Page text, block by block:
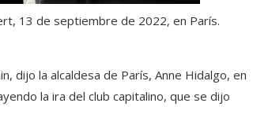
13 de septiembre de 2022, en París.
dijo la alcaldesa de París, Anne Hidalgo, en
la ira del club capitalino, que se dijo